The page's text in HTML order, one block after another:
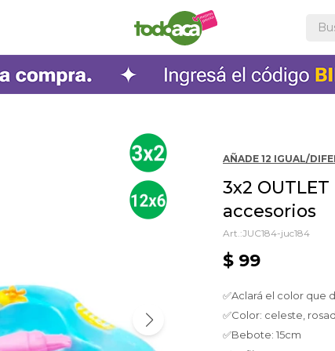
AÑADE 12 IGUAL/
3x2
accesorios
JUC184-juc184
$ 99
✅Aclará el color que
✅Color: celeste,
✅Bebote: 15cm